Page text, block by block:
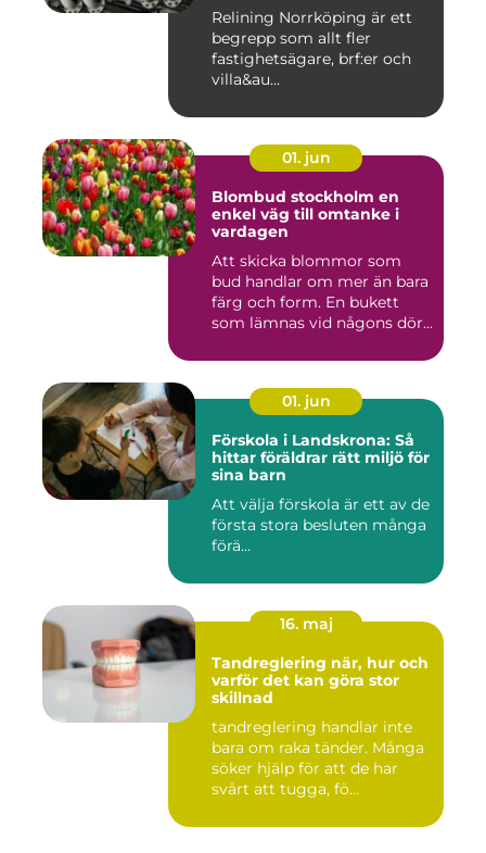
Relining Norrköping är ett
begrepp som allt fler
fastighetsägare, brf:er och
villa&au...
01. jun
Blombud stockholm en
enkel väg till omtanke i
vardagen
Att skicka blommor som
bud handlar om mer än bara
färg och form. En bukett
som lämnas vid någons dör...
01. jun
Förskola i Landskrona: Så
hittar föräldrar rätt miljö för
sina barn
Att välja förskola är ett av de
första stora besluten många
förä...
16. maj
Tandreglering när, hur och
varför det kan göra stor
skillnad
tandreglering handlar inte
bara om raka tänder. Många
söker hjälp för att de har
svårt att tugga, fö...